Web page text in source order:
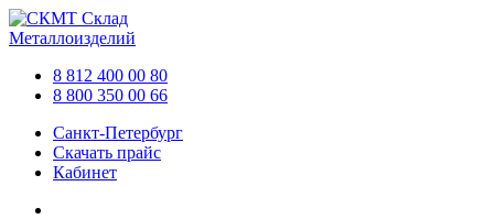
Склад
Металлоизделий
8 812 400 00 80
8 800 350 00 66
Санкт-Петербург
Скачать прайс
Кабинет